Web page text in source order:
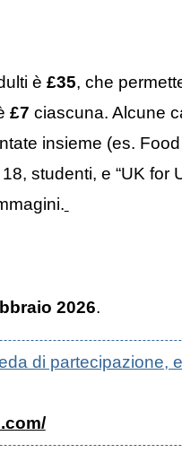
è £35, che
£7 ciascuna. Alcune
insieme (es.
studenti, e “UK for
2026.
di partecipazione,